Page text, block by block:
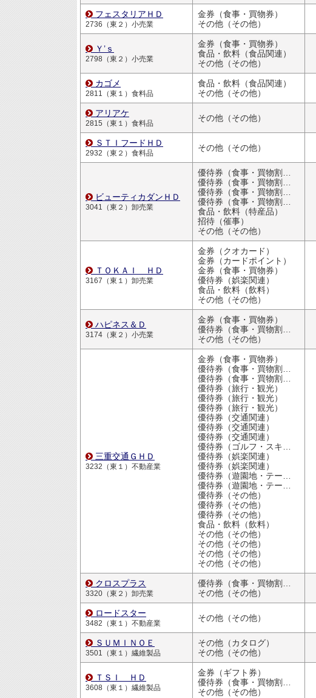
フェスタリアＨＤ
2736（東２）小売業
金券（食事・買物券）
その他（その他）
Ｙ’ｓ
2798（東２）小売業
金券（食事・買物券）
食品・飲料（食品関連）
その他（その他）
カゴメ
2811（東１）食料品
食品・飲料（食品関連）
その他（その他）
アリアケ
2815（東１）食料品
その他（その他）
ＳＴＩフードＨＤ
2932（東２）食料品
その他（その他）
ビューティカダンＨＤ
3041（東２）卸売業
優待券（食事・買物割引券）
優待券（食事・買物割引券）
優待券（食事・買物割引券）
優待券（食事・買物割引券）
食品・飲料（特産品）
招待（催事）
その他（その他）
ＴＯＫＡＩ ＨＤ
3167（東１）卸売業
金券（クオカード）
金券（カードポイント）
金券（食事・買物券）
優待券（娯楽関連）
食品・飲料（飲料）
その他（その他）
ハピネス＆Ｄ
3174（東２）小売業
金券（食事・買物券）
優待券（食事・買物割引券）
その他（その他）
三重交通ＧＨＤ
3232（東１）不動産業
金券（食事・買物券）
優待券（食事・買物割引券）
優待券（食事・買物割引券）
優待券（旅行・観光）
優待券（旅行・観光）
優待券（旅行・観光）
優待券（交通関連）
優待券（交通関連）
優待券（交通関連）
優待券（ゴルフ・スキー）
優待券（娯楽関連）
優待券（娯楽関連）
優待券（遊園地・テーマパーク）
優待券（遊園地・テーマパーク）
優待券（その他）
優待券（その他）
優待券（その他）
食品・飲料（飲料）
その他（その他）
その他（その他）
その他（その他）
その他（その他）
クロスプラス
3320（東２）卸売業
優待券（食事・買物割引券）
その他（その他）
ロードスター
3482（東１）不動産業
その他（その他）
ＳＵＭＩＮＯＥ
3501（東１）繊維製品
その他（カタログ）
その他（その他）
ＴＳＩ ＨＤ
3608（東１）繊維製品
金券（ギフト券）
優待券（食事・買物割引券）
その他（その他）